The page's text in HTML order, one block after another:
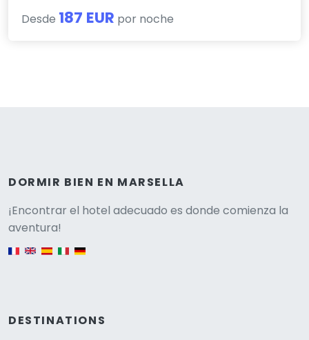
Desde 187 EUR por noche
DORMIR BIEN EN MARSELLA
¡Encontrar el hotel adecuado es donde comienza la
aventura!
DESTINATIONS